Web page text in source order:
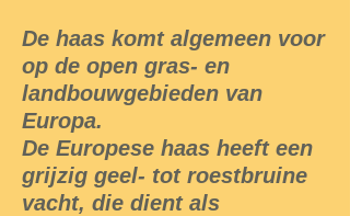
De haas komt algemeen voor
op de open gras- en
landbouwgebieden van
Europa.
De Europese haas heeft een
grijzig geel- tot roestbruine
vacht, die dient als